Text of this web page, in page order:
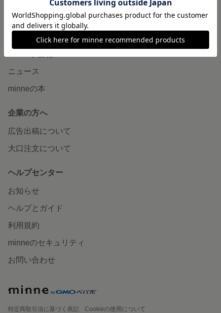
読みもの
minneとものづくりと
ニュース
minneの本
企業の方へ
広告出稿について
大口注文について
ヘルプセンター
お知らせ
ヘルプとガイド
利用規約
minneのセキュリティ
お問い合わせ
特定商取引法に基づく表記
Cookieの使用について